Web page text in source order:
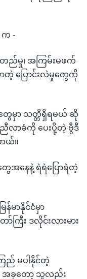
က -
ည်မှု၊ အကြမ်းမဖက်
ာတဲ့ ပြောင်းလဲမှုတွေကို
မှာ သတ္တိရှိရမယ် ဆို
လာခံကို ပေးပို့တဲ့ ဗွီဒီ
ယ်။
နေနဲ့ ရဲရဲပြောရဲတဲ့
မာနိုင်ငံမှာ
ြီး ဒလိုင်းလားမား
ည် မပါနိုင်တဲ့
အခုတော့ သူလည်း